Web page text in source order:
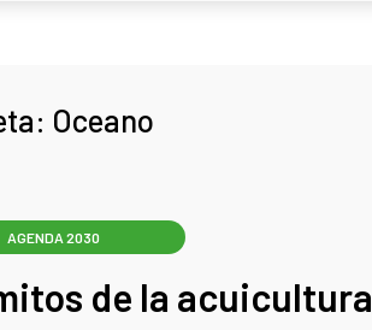
Oceano
AGENDA 2030
de la acuicultura